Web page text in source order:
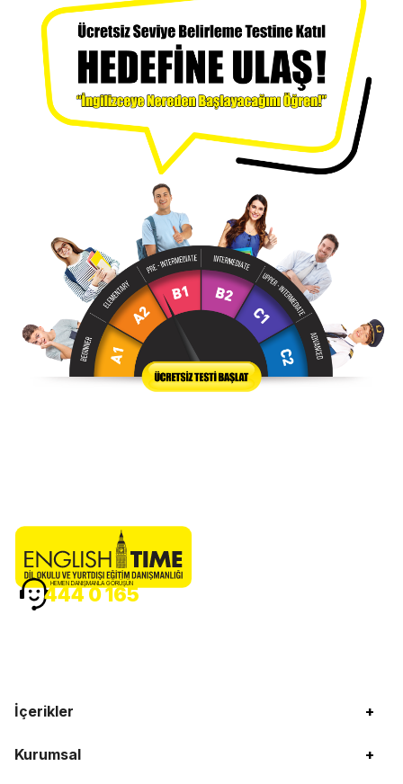
İçerikler +
Kurumsal +
HEMEN DANIŞMANLA GÖRÜŞÜN
444 0 165